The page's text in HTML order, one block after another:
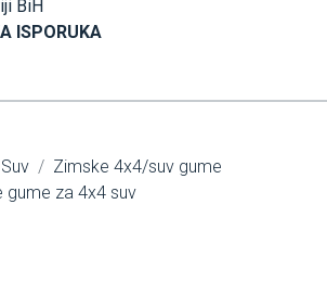
BiH
ISPORUKA
Zimske 4x4/suv gume
gume za 4x4 suv